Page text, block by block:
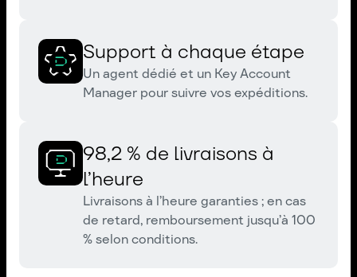
Support à chaque étape
Un agent dédié et un Key Account
Manager pour suivre vos expéditions.
98,2 % de livraisons à
l’heure
Livraisons à l’heure garanties ; en cas
de retard, remboursement jusqu’à 100
% selon conditions.